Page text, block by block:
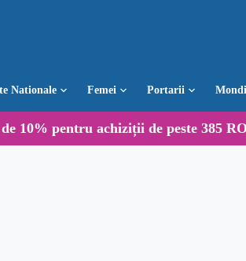
Nationale Femei Portarii
10% pentru achiziții de peste 385